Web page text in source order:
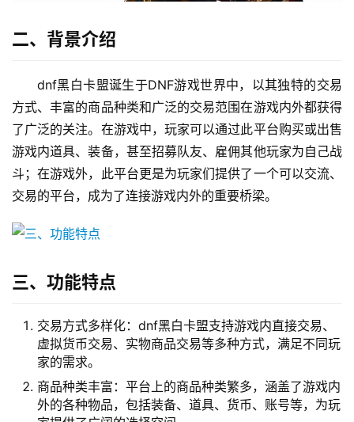
二、背景介绍
dnf黑白卡盟诞生于DNF游戏世界中，以其独特的交易
方式、丰富的商品种类和广泛的交易范围在游戏内外都获得
了广泛的关注。在游戏中，玩家可以通过此平台购买或出售
游戏内道具、装备，甚至招募队友、雇佣其他玩家为自己战
斗；在游戏外，此平台更是为玩家们提供了一个可以交流、
交易的平台，成为了连接游戏内外的重要桥梁。
三、功能特点
交易方式多样化：dnf黑白卡盟支持游戏内直接交易、
虚拟货币交易、实物商品交易等多种方式，满足不同玩
家的需求。
商品种类丰富：平台上的商品种类繁多，涵盖了游戏内
外的各种物品，包括装备、道具、货币、账号等，为玩